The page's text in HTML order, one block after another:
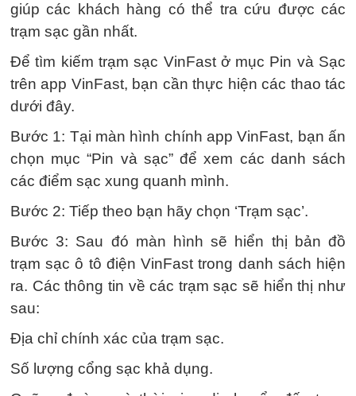
giúp các khách hàng có thể tra cứu được các
trạm sạc gần nhất.
Để tìm kiếm trạm sạc VinFast ở mục Pin và Sạc
trên app VinFast, bạn cần thực hiện các thao tác
dưới đây.
Bước 1: Tại màn hình chính app VinFast, bạn ấn
chọn mục “Pin và sạc” để xem các danh sách
các điểm sạc xung quanh mình.
Bước 2: Tiếp theo bạn hãy chọn ‘Trạm sạc’.
Bước 3: Sau đó màn hình sẽ hiển thị bản đồ
trạm sạc ô tô điện VinFast trong danh sách hiện
ra. Các thông tin về các trạm sạc sẽ hiển thị như
sau:
Địa chỉ chính xác của trạm sạc.
Số lượng cổng sạc khả dụng.